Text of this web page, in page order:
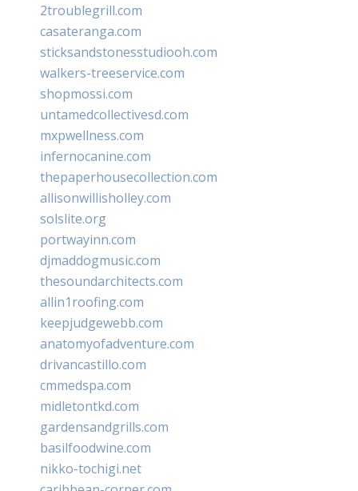
2troublegrill.com
casateranga.com
sticksandstonesstudiooh.com
walkers-treeservice.com
shopmossi.com
untamedcollectivesd.com
mxpwellness.com
infernocanine.com
thepaperhousecollection.com
allisonwillisholley.com
solslite.org
portwayinn.com
djmaddogmusic.com
thesoundarchitects.com
allin1roofing.com
keepjudgewebb.com
anatomyofadventure.com
drivancastillo.com
cmmedspa.com
midletontkd.com
gardensandgrills.com
basilfoodwine.com
nikko-tochigi.net